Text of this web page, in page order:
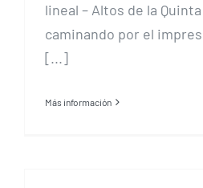
lineal – Altos de la
caminando por el
[...]
Más información